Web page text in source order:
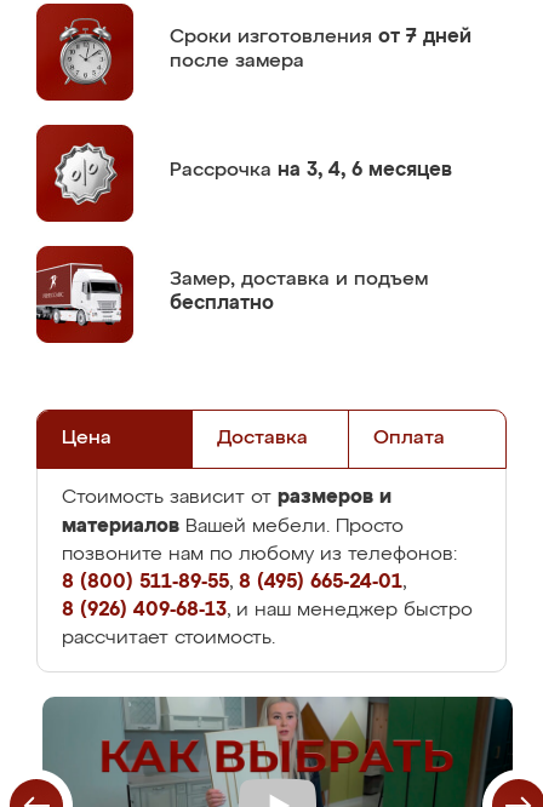
Сроки изготовления от 7 дней
после замера
Рассрочка на 3, 4, 6 месяцев
Замер, доставка и подъем
бесплатно
Цена Доставка Оплата
Стоимость зависит от размеров и
материалов Вашей мебели. Просто
позвоните нам по любому из телефонов:
8 (800) 511-89-55, 8 (495) 665-24-01,
8 (926) 409-68-13, и наш менеджер быстро
рассчитает стоимость.